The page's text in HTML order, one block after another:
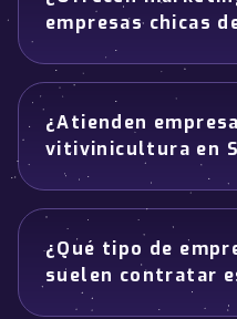
empresas chicas
¿Atienden
vitivinicultura en
¿Qué tipo de
suelen contratar